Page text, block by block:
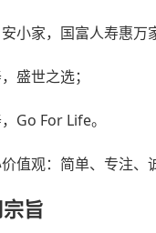
小家，国富人寿惠万
盛世之选；
Go For Life。
值观：简单、专注、
旨